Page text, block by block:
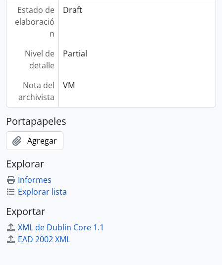
Estado de
elaboració
n
Draft
Nivel de
detalle
Partial
Nota del
archivista
VM
Portapapeles
Agregar
Explorar
Informes
Explorar lista
Exportar
XML de Dublin Core 1.1
EAD 2002 XML